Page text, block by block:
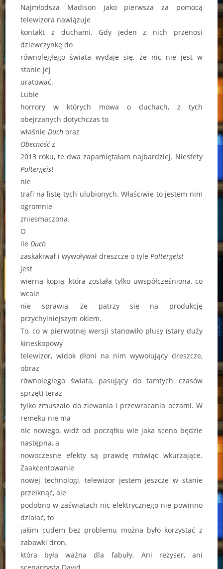
Najmłodsza Madison jako pierwsza za pomocą
telewizora nawiązuje
kontakt z duchami. Gdy jeden z nich przenosi
dziewczynkę do
równoległego świata wydaje się, że nic nie jest w
stanie jej
uratować.
Lubie
horrory w których mowa o duchach, z tych
obejrzanych dotychczas to
właśnieDuchoraz
Obecnośćz
2013 roku, te dwa zapamiętałam najbardziej. Niestety
Poltergeist
nie
trafi na listę tych ulubionych. Właściwie to jestem nim
ogromnie
zniesmaczona.
O
ileDuch
zaskakiwał i wywoływał dreszcze o tylePoltergeist
jest
wierną kopią, która została tylko uwspółcześniona, co
wcale
nie sprawia, że patrzy się na produkcję
przychylniejszym okiem.
To, co w pierwotnej wersji stanowiło plusy (stary duży
kineskopowy
telewizor, widok dłoni na nim wywołujący dreszcze,
obraz
równoległego świata, pasujący do tamtych czasów
sprzęt) teraz
tylko zmuszało do ziewania i przewracania oczami. W
remeku nie ma
nic nowego, widź od początku wie jaka scena będzie
następna, a
nowoczesne efekty są prawdę mówiąc wkurzające.
Zaakcentowanie
nowej technologi, telewizor jestem jeszcze w stanie
przełknąć, ale
podobno w zaświatach nic elektrycznego nie powinno
działać, to
jakim cudem bez problemu można było korzystać z
zabawki dron,
która była ważna dla fabuły. Ani reżyser, ani